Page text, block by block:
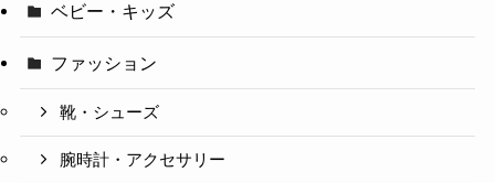
ベビー・キッズ
ファッション
靴・シューズ
腕時計・アクセサリー